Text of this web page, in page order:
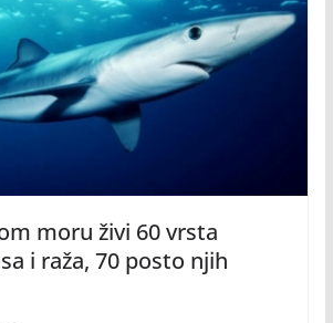
moru živi 60 vrsta
i raža, 70 posto njih